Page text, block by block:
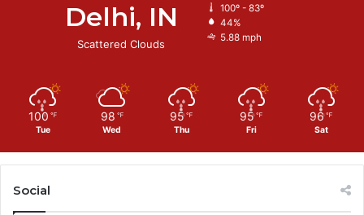
Delhi, IN
Scattered Clouds
100º - 83º
44%
5.88 mph
100 ℉
Tue
98 ℉
Wed
95 ℉
Thu
95 ℉
Fri
96 ℉
Sat
Social